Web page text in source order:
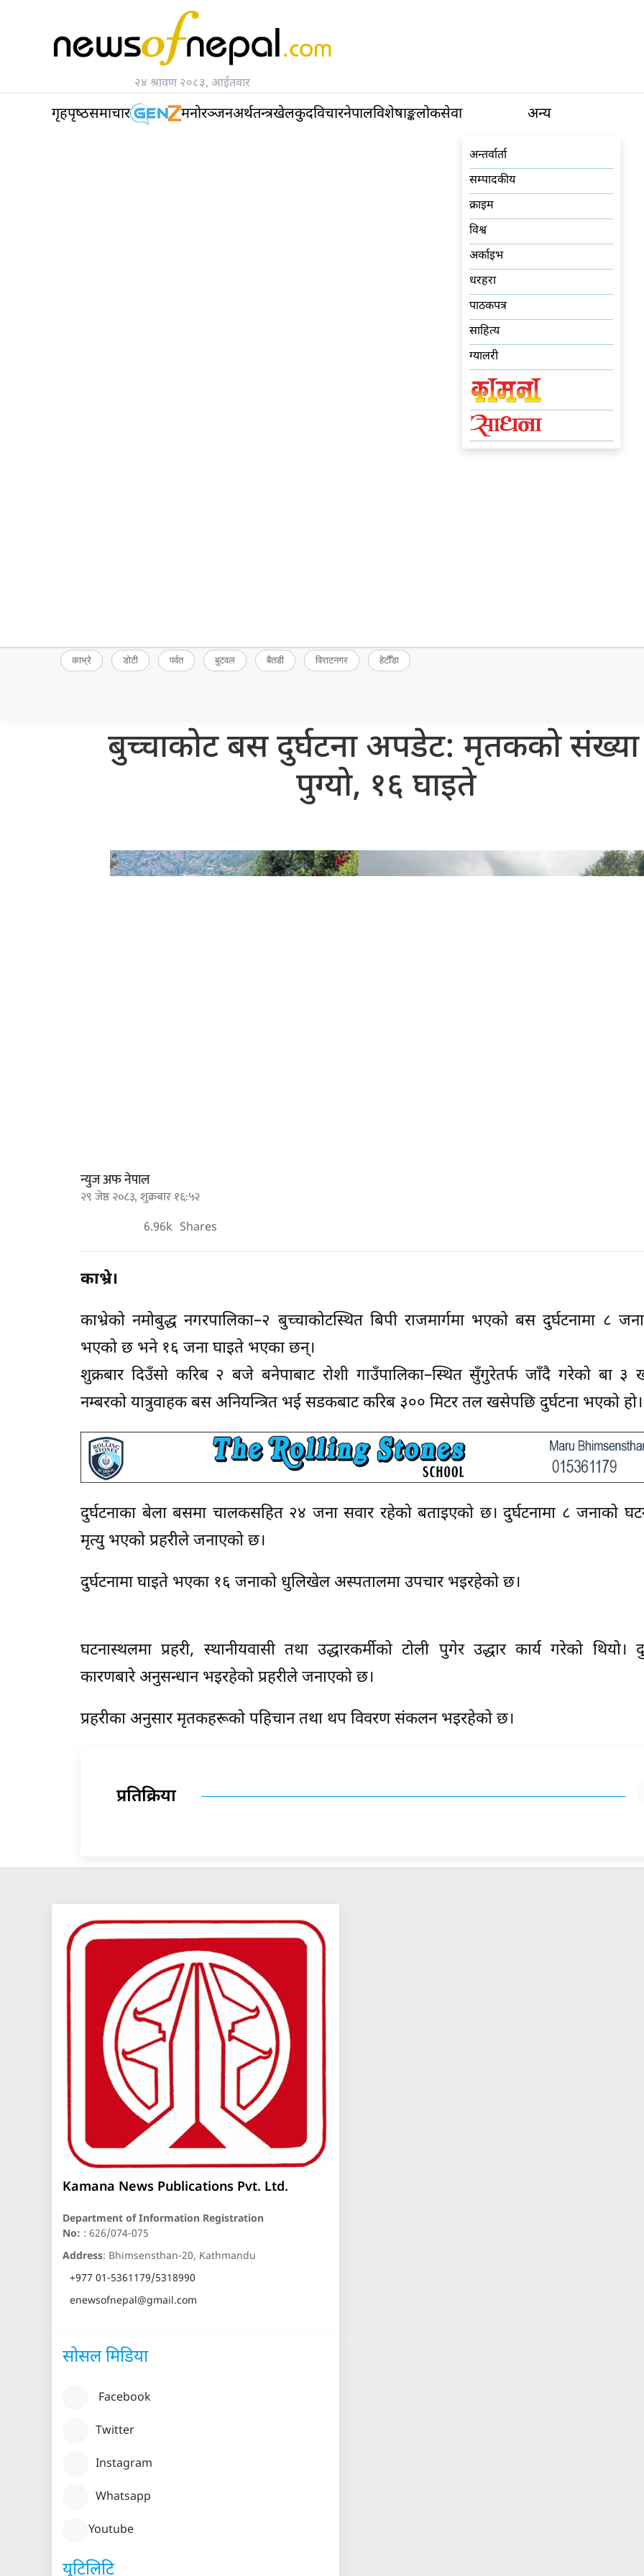
२४ श्रावण २०८३, आईतवार
गृहपृष्‍ठसमाचार मनोरञ्जनअर्थतन्त्रखेलकुदविचारनेपालविशेषाङ्कलोकसेवा अन्य
अन्तर्वार्ता
सम्पादकीय
क्राइम
विश्व
अर्काइभ
धरहरा
पाठकपत्र
साहित्य
ग्यालरी
काभ्रे डोटी पर्वत बुटवल बैतडी विराटनगर हेटौँडा
बुच्चाकोट बस दुर्घटना अपडेट: मृतकको
पुग्यो, १६ घाइते
न्युज अफ नेपाल
२९ जेष्ठ २०८३, शुक्रबार १६:५२
6.96k Shares
काभ्रे।
काभ्रेको नमोबुद्ध नगरपालिका–२ बुच्चाकोटस्थित बिपी राजमार्गमा भएको बस दुर्घटनामा ८
भएको छ भने १६ जना घाइते भएका छन्।
शुक्रबार दिउँसो करिब २ बजे बनेपाबाट रोशी गाउँपालिका–स्थित सुँगुरेतर्फ जाँदै गरेको बा
नम्बरको यात्रुवाहक बस अनियन्त्रित भई सडकबाट करिब ३०० मिटर तल खसेपछि दुर्घटना भएको हो।
दुर्घटनाका बेला बसमा चालकसहित २४ जना सवार रहेको बताइएको छ। दुर्घटनामा ८ जनाको
मृत्यु भएको प्रहरीले जनाएको छ।
दुर्घटनामा घाइते भएका १६ जनाको धुलिखेल अस्पतालमा उपचार भइरहेको छ।
घटनास्थलमा प्रहरी, स्थानीयवासी तथा उद्धारकर्मीको टोली पुगेर उद्धार कार्य गरेको थियो।
कारणबारे अनुसन्धान भइरहेको प्रहरीले जनाएको छ।
प्रहरीका अनुसार मृतकहरूको पहिचान तथा थप विवरण संकलन भइरहेको छ।
प्रतिक्रिया
Kamana News Publications Pvt. Ltd.
Department of Information Registration
No: : 626/074-075
Address: Bhimsensthan-20, Kathmandu
+977 01-5361179/5318990
enewsofnepal@gmail.com
सोसल मिडिया
Facebook
Twitter
Instagram
Whatsapp
Youtube
युटिलिटि